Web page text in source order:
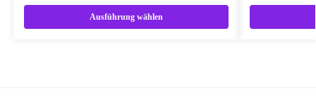
Ausführung wählen